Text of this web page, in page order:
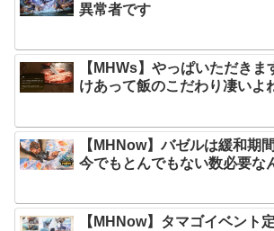
異常者です
【MHWs】やっぱいただき
けあって飯のこだわり凄いよ
【MHNow】バゼルは緩和期
今でもとんでもない数必要な
【MHNow】タマゴイベント